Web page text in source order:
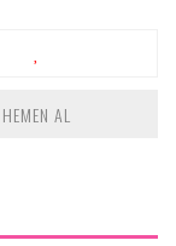
HEMEN AL